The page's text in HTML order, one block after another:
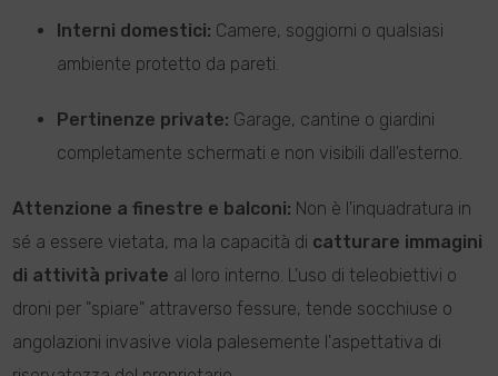
Interni domestici: Camere, soggiorni o qualsiasi
ambiente protetto da pareti.
Pertinenze private: Garage, cantine o giardini
completamente schermati e non visibili dall'esterno.
Attenzione a finestre e balconi: Non è l'inquadratura in
sé a essere vietata, ma la capacità di catturare immagini
di attività private al loro interno. L'uso di teleobiettivi o
droni per "spiare" attraverso fessure, tende socchiuse o
angolazioni invasive viola palesemente l'aspettativa di